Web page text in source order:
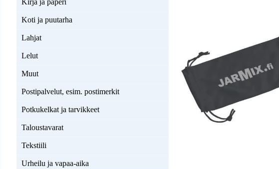
Kirja ja paperi
Koti ja puutarha
Lahjat
Lelut
Muut
Postipalvelut, esim. postimerkit
Potkukelkat ja tarvikkeet
Taloustavarat
Tekstiili
Urheilu ja vapaa-aika